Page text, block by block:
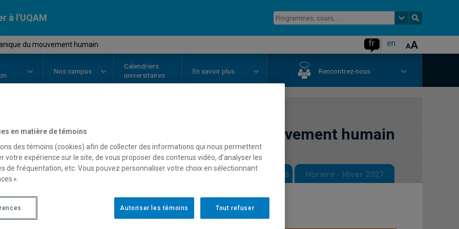
à l'UQAM
du mouvement humain fr en
Nos campus
Calendriers
universitaires
En savoir plus Rencontrez-nous
// KIN3700 Biomécanique du mouvement humain
Description Horaire - Été 2026 Horaire - Automne 2026 Horaire - Hiver 2027
en matière de témoins
des témoins (cookies) afin de collecter des informations qui nous permettent
votre expérience sur le site, de vous proposer des contenus vidéo, d’analyser les
de fréquentation, etc. Vous pouvez personnaliser votre choix en sélectionnant
».
Tout refuser
Autoriser les témoins